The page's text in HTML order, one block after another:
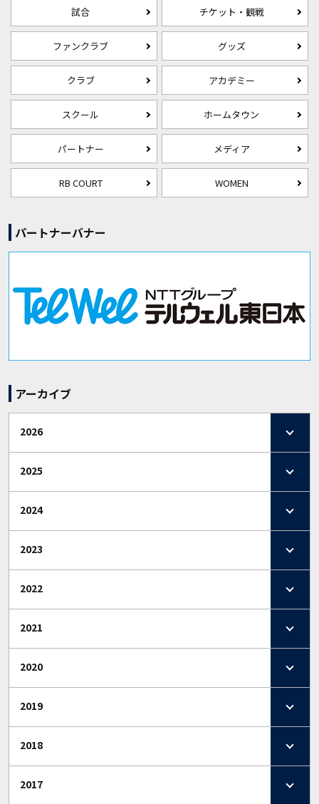
試合 チケット・観戦
ファンクラブ グッズ
クラブ アカデミー
スクール ホームタウン
パートナー メディア
RB COURT WOMEN
パートナーバナー
アーカイブ
2026
2025
2024
2023
2022
2021
2020
2019
2018
2017